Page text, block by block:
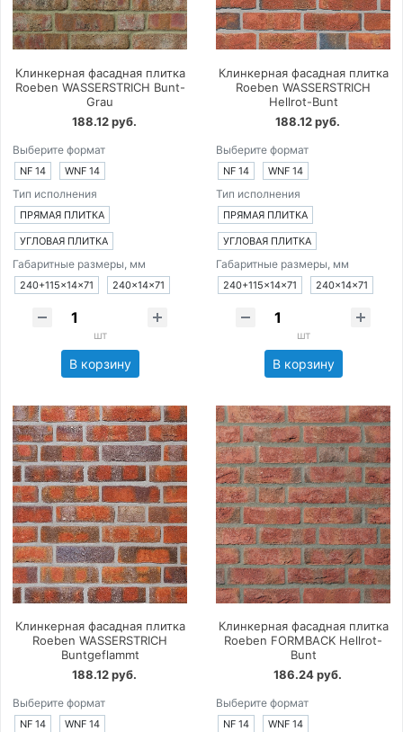
Клинкерная фасадная плитка
Roeben WASSERSTRICH Bunt-
Grau
188.12 руб.
Выберите формат
NF 14 WNF 14
Тип исполнения
ПРЯМАЯ ПЛИТКА
УГЛОВАЯ ПЛИТКА
Габаритные размеры, мм
240+115×14×71 240×14×71
шт
В корзину
Клинкерная фасадная плитка
Roeben WASSERSTRICH
Hellrot-Bunt
188.12 руб.
Выберите формат
NF 14 WNF 14
Тип исполнения
ПРЯМАЯ ПЛИТКА
УГЛОВАЯ ПЛИТКА
Габаритные размеры, мм
240+115×14×71 240×14×71
шт
В корзину
Клинкерная фасадная плитка
Roeben WASSERSTRICH
Buntgeflammt
188.12 руб.
Выберите формат
NF 14 WNF 14
Клинкерная фасадная плитка
Roeben FORMBACK Hellrot-
Bunt
186.24 руб.
Выберите формат
NF 14 WNF 14